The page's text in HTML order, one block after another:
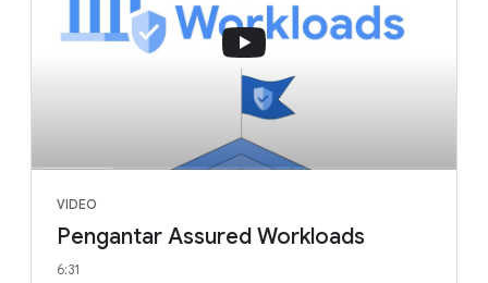
VIDEO
Pengantar Assured Workloads
6:31